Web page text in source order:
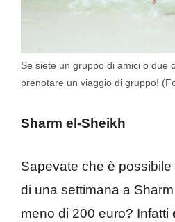
Se siete un gruppo di amici o due
prenotare un viaggio di gruppo!
Sharm el-Sheikh
Sapevate che è
di una settimana a
meno di 200 euro? Infatti